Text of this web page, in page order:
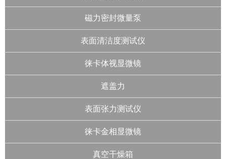
磁力密封微量泵
表面清洁度测试仪
徕卡体视显微镜
遮盖力
表面张力测试仪
徕卡金相显微镜
真空干燥箱